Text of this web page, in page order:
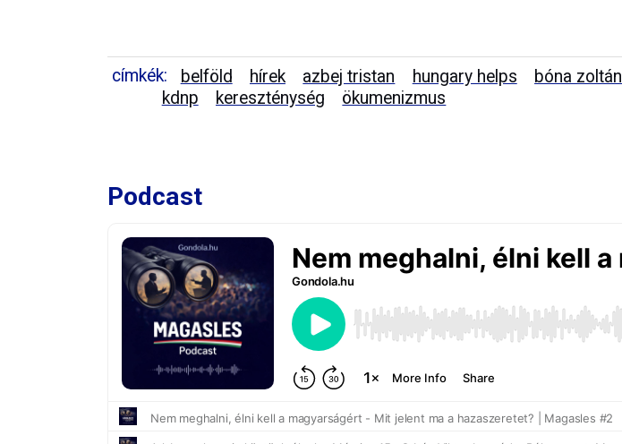
címkék: belföld hírek azbej tristan hungary helps bóna zoltán
kdnp
kereszténység ökumenizmus
Podcast